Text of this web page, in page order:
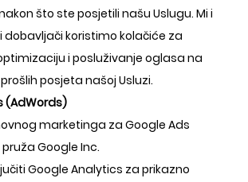
što ste posjetili našu Uslugu. Mi i
dobavljači koristimo kolačiće za
i posluživanje oglasa na
posjeta našoj Usluzi.
(AdWords)
marketinga za Google Ads
Google Inc.
Google Analytics za prikazno